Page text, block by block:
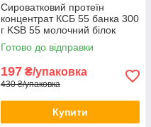
Сироватковий протеїн
концентрат КСБ 55 банка 300
г KSB 55 молочний білок
спортхарчування коктейль
після тренування opt-D4113
Готово до відправки
197 ₴/упаковка
430 ₴/упаковка
Купити